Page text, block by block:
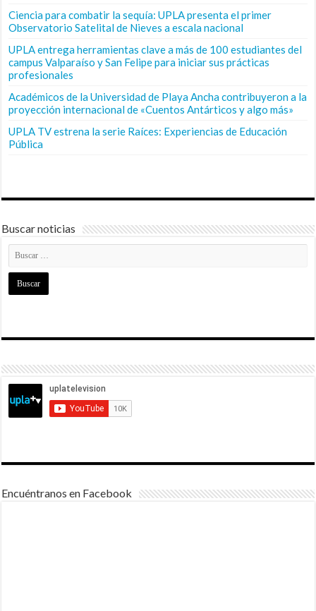
Ciencia para combatir la sequía: UPLA presenta el primer
Observatorio Satelital de Nieves a escala nacional
UPLA entrega herramientas clave a más de 100 estudiantes del
campus Valparaíso y San Felipe para iniciar sus prácticas
profesionales
Académicos de la Universidad de Playa Ancha contribuyeron a la
proyección internacional de «Cuentos Antárticos y algo más»
UPLA TV estrena la serie Raíces: Experiencias de Educación
Pública
Buscar noticias
Encuéntranos en Facebook